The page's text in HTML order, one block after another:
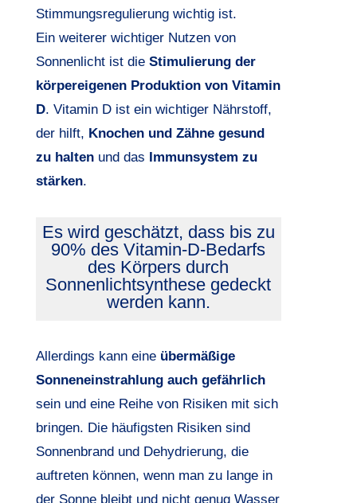
Stimmungsregulierung wichtig ist.
Ein weiterer wichtiger Nutzen von
Sonnenlicht ist die Stimulierung der
körpereigenen Produktion von Vitamin
D. Vitamin D ist ein wichtiger Nährstoff,
der hilft, Knochen und Zähne gesund
zu haltenund das Immunsystem zu
stärken.
Es wird geschätzt, dass bis zu
90% des Vitamin-D-Bedarfs
des Körpers durch
Sonnenlichtsynthese gedeckt
werden kann.
Allerdings kann eineübermäßige
Sonneneinstrahlung auch gefährlich
sein und eine Reihe von Risiken mit sich
bringen. Die häufigsten Risiken sind
Sonnenbrand und Dehydrierung, die
auftreten können, wenn man zu lange in
der Sonne bleibt und nicht genug Wasser